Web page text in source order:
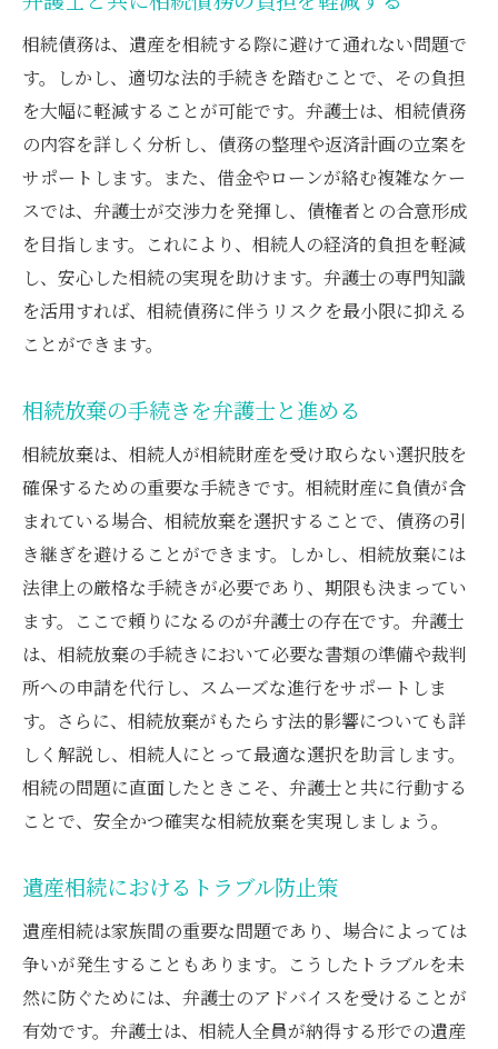
相続債務は、遺産を相続する際に避けて通れない問題で
す。しかし、適切な法的手続きを踏むことで、その負担
を大幅に軽減することが可能です。弁護士は、相続債務
の内容を詳しく分析し、債務の整理や返済計画の立案を
サポートします。また、借金やローンが絡む複雑なケー
スでは、弁護士が交渉力を発揮し、債権者との合意形成
を目指します。これにより、相続人の経済的負担を軽減
し、安心した相続の実現を助けます。弁護士の専門知識
を活用すれば、相続債務に伴うリスクを最小限に抑える
ことができます。
相続放棄の手続きを弁護士と進める
相続放棄は、相続人が相続財産を受け取らない選択肢を
確保するための重要な手続きです。相続財産に負債が含
まれている場合、相続放棄を選択することで、債務の引
き継ぎを避けることができます。しかし、相続放棄には
法律上の厳格な手続きが必要であり、期限も決まってい
ます。ここで頼りになるのが弁護士の存在です。弁護士
は、相続放棄の手続きにおいて必要な書類の準備や裁判
所への申請を代行し、スムーズな進行をサポートしま
す。さらに、相続放棄がもたらす法的影響についても詳
しく解説し、相続人にとって最適な選択を助言します。
相続の問題に直面したときこそ、弁護士と共に行動する
ことで、安全かつ確実な相続放棄を実現しましょう。
遺産相続におけるトラブル防止策
遺産相続は家族間の重要な問題であり、場合によっては
争いが発生することもあります。こうしたトラブルを未
然に防ぐためには、弁護士のアドバイスを受けることが
有効です。弁護士は、相続人全員が納得する形での遺産